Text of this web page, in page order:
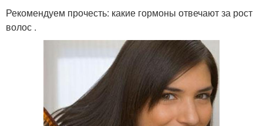
Рекомендуем прочесть: какие гормоны отвечают за рост
волос .